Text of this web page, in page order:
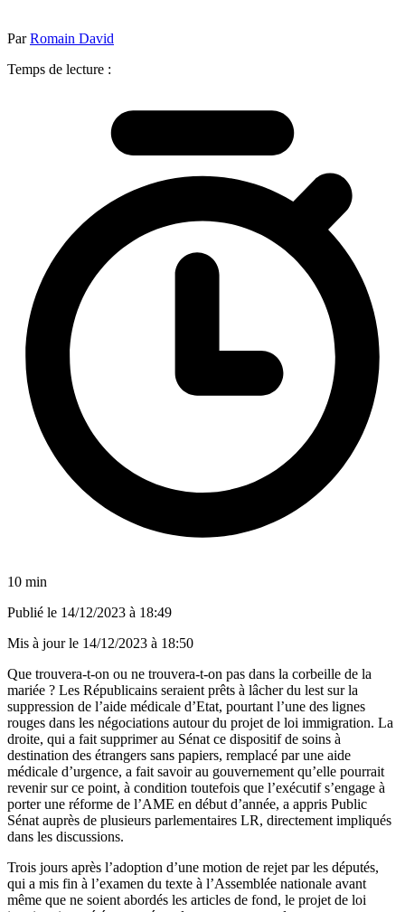
ParRomain David
Temps de lecture :
10 min
Publié le 14/12/2023 à 18:49
Mis à jour le 14/12/2023 à 18:50
Que trouvera-t-on ou ne trouvera-t-on pas dans la corbeille de la
mariée ? Les Républicains seraient prêts à lâcher du lest sur la
suppression de l’aide médicale d’Etat, pourtant l’une des lignes
rouges dans les négociations autour du projet de loi immigration. La
droite, qui a fait supprimer au Sénat ce dispositif de soins à
destination des étrangers sans papiers, remplacé par une aide
médicale d’urgence, a fait savoir au gouvernement qu’elle pourrait
revenir sur ce point, à condition toutefois que l’exécutif s’engage à
porter une réforme de l’AME en début d’année, a appris Public
Sénat auprès de plusieurs parlementaires LR, directement impliqués
dans les discussions.
Trois jours après l’adoption d’une motion de rejet par les députés,
qui a mis fin à l’examen du texte à l’Assemblée nationale avant
même que ne soient abordés les articles de fond, le projet de loi